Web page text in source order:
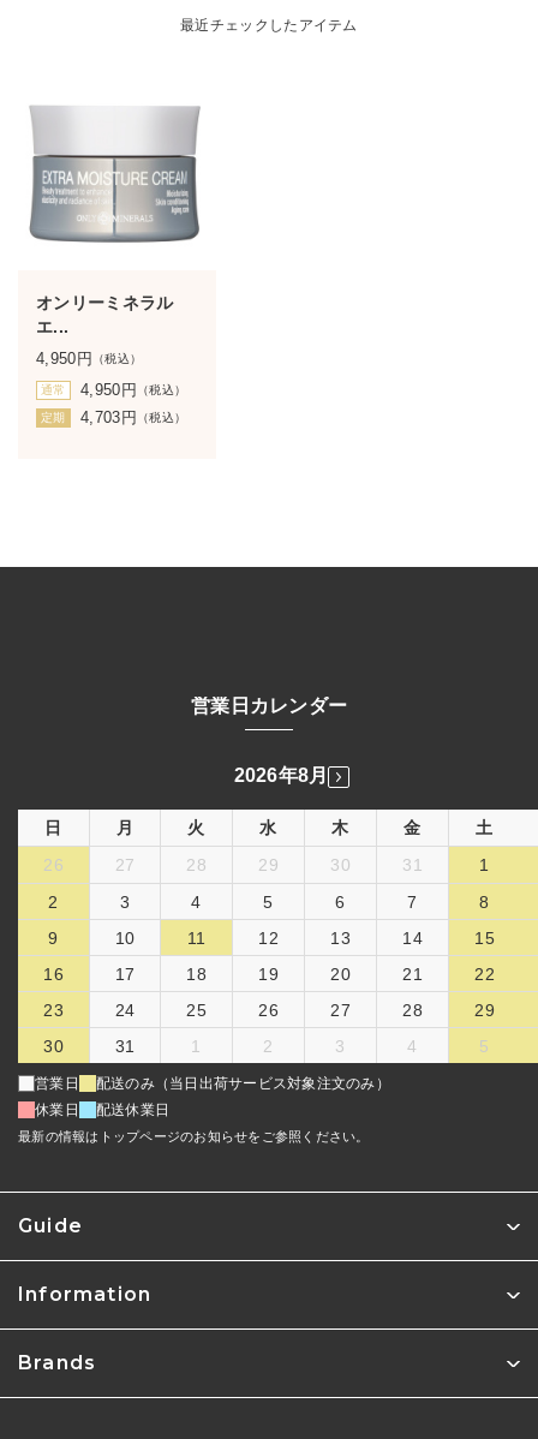
最近チェックしたアイテム
オンリーミネラル
エ...
4,950 円 （税込）
通常 4,950 円 （税込）
定期 4,703 円 （税込）
Guide
Information
Brands
営業日カレンダー
2026年8月
日 月 火 水 木 金
土
26
27 28 29 30 31
1
2
3 4 5 6 7
8
9
10 11 12 13 14
15
16
17 18 19 20 21
22
23
24 25 26 27 28
29
30
31 1 2 3 4 5
営業日
配送のみ（当日出荷サービス対象注文のみ）
休業日
配送休業日
最新の情報はトップページのお知らせをご参照ください。